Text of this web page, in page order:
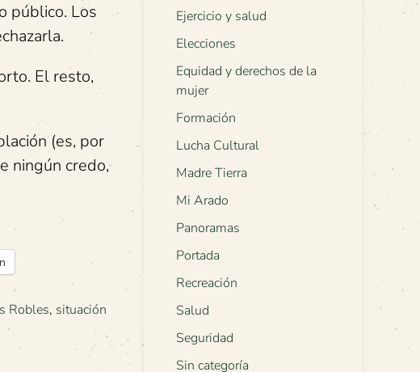
público. Los
El resto,
(es, por
ningún credo,
Robles, situación
Ejercicio y salud
Elecciones
Equidad y derechos de la
mujer
Formación
Lucha Cultural
Madre Tierra
Mi Arado
Panoramas
Portada
Recreación
Salud
Seguridad
Sin categoría